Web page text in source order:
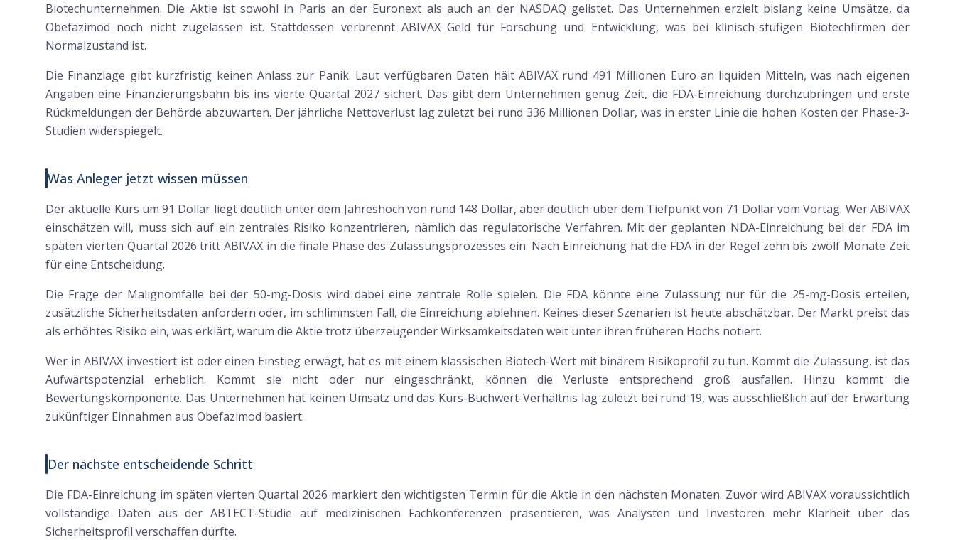
Biotechunternehmen. Die Aktie ist sowohl in Paris an der Euronext als auch an der NASDAQ gelistet. Das Unternehmen erzielt bislang keine Umsätze, da
Obefazimod noch nicht zugelassen ist. Stattdessen verbrennt ABIVAX Geld für Forschung und Entwicklung, was bei klinisch-stufigen Biotechfirmen der
Normalzustand ist.
Die Finanzlage gibt kurzfristig keinen Anlass zur Panik. Laut verfügbaren Daten hält ABIVAX rund 491 Millionen Euro an liquiden Mitteln, was nach eigenen
Angaben eine Finanzierungsbahn bis ins vierte Quartal 2027 sichert. Das gibt dem Unternehmen genug Zeit, die FDA-Einreichung durchzubringen und erste
Rückmeldungen der Behörde abzuwarten. Der jährliche Nettoverlust lag zuletzt bei rund 336 Millionen Dollar, was in erster Linie die hohen Kosten der Phase-3-
Studien widerspiegelt.
Was Anleger jetzt wissen müssen
Der aktuelle Kurs um 91 Dollar liegt deutlich unter dem Jahreshoch von rund 148 Dollar, aber deutlich über dem Tiefpunkt von 71 Dollar vom Vortag. Wer ABIVAX
einschätzen will, muss sich auf ein zentrales Risiko konzentrieren, nämlich das regulatorische Verfahren. Mit der geplanten NDA-Einreichung bei der FDA im
späten vierten Quartal 2026 tritt ABIVAX in die finale Phase des Zulassungsprozesses ein. Nach Einreichung hat die FDA in der Regel zehn bis zwölf Monate Zeit
für eine Entscheidung.
Die Frage der Malignomfälle bei der 50-mg-Dosis wird dabei eine zentrale Rolle spielen. Die FDA könnte eine Zulassung nur für die 25-mg-Dosis erteilen,
zusätzliche Sicherheitsdaten anfordern oder, im schlimmsten Fall, die Einreichung ablehnen. Keines dieser Szenarien ist heute abschätzbar. Der Markt preist das
als erhöhtes Risiko ein, was erklärt, warum die Aktie trotz überzeugender Wirksamkeitsdaten weit unter ihren früheren Hochs notiert.
Wer in ABIVAX investiert ist oder einen Einstieg erwägt, hat es mit einem klassischen Biotech-Wert mit binärem Risikoprofil zu tun. Kommt die Zulassung, ist das
Aufwärtspotenzial erheblich. Kommt sie nicht oder nur eingeschränkt, können die Verluste entsprechend groß ausfallen. Hinzu kommt die
Bewertungskomponente. Das Unternehmen hat keinen Umsatz und das Kurs-Buchwert-Verhältnis lag zuletzt bei rund 19, was ausschließlich auf der Erwartung
zukünftiger Einnahmen aus Obefazimod basiert.
Der nächste entscheidende Schritt
Die FDA-Einreichung im späten vierten Quartal 2026 markiert den wichtigsten Termin für die Aktie in den nächsten Monaten. Zuvor wird ABIVAX voraussichtlich
vollständige Daten aus der ABTECT-Studie auf medizinischen Fachkonferenzen präsentieren, was Analysten und Investoren mehr Klarheit über das
Sicherheitsprofil verschaffen dürfte.